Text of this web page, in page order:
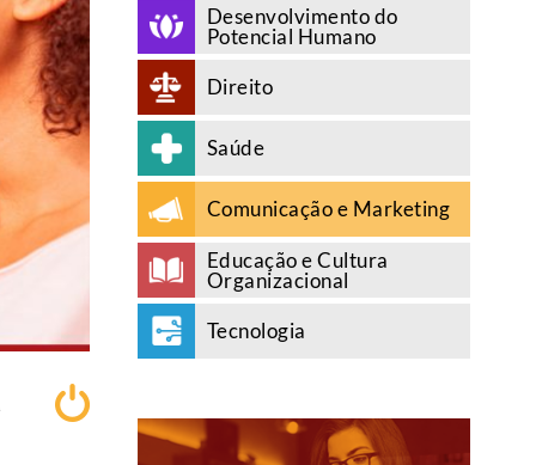
Desenvolvimento do
Potencial Humano
Direito
Saúde
Comunicação e Marketing
Educação e Cultura
Organizacional
Tecnologia